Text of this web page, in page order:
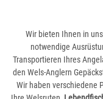
Wir bieten Ihnen in
notwendige
Transportieren Ihres
den Wels-Anglern
Wir haben verschiedene